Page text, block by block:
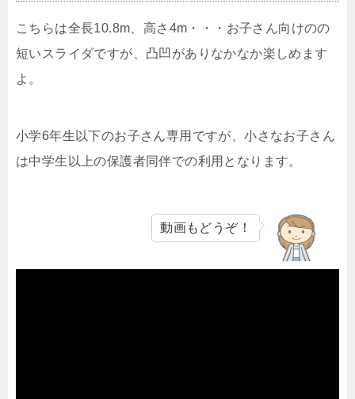
こちらは全長10.8m、高さ4m・・・お子さん向けのの
短いスライダですが、凸凹がありなかなか楽しめます
よ。
小学6年生以下のお子さん専用ですが、小さなお子さん
は中学生以上の保護者同伴での利用となります。
動画もどうぞ！